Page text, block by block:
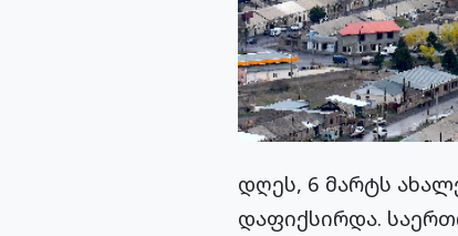
დღეს, 6 მარტს
დაფიქსირდა.